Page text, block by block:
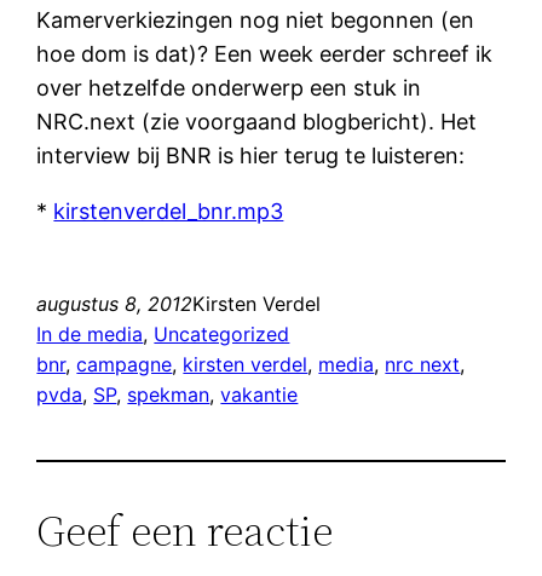
Kamerverkiezingen nog niet begonnen (en
hoe dom is dat)? Een week eerder schreef ik
over hetzelfde onderwerp een stuk in
NRC.next (zie voorgaand blogbericht). Het
interview bij BNR is hier terug te luisteren:
* kirstenverdel_bnr.mp3
augustus 8, 2012Kirsten Verdel
In de media, Uncategorized
bnr, campagne, kirsten verdel, media, nrc next
pvda, SP, spekman, vakantie
Geef een reactie